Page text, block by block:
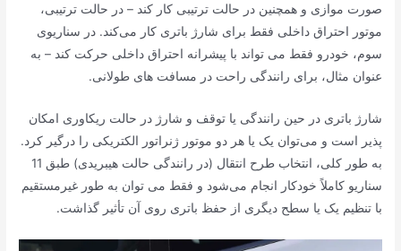
صورت موازی و همچنین در حالت ترتیبی کار کند – در حالت ترتیبی،
موتور احتراق داخلی فقط برای شارژ باتری کار می‌کند. در سناریوی
سوم، خودرو فقط می تواند با پیشرانه احتراق داخلی حرکت کند – به
عنوان مثال، برای رانندگی راحت در مسافت های طولانی.
شارژ باتری در حین رانندگی یا توقف و شارژ در حالت ریکاوری امکان
پذیر است و می‌توان یک یا هر دو موتور ژنراتور الکتریکی را درگیر کرد.
به طور کلی، انتخاب طرح انتقال (در رانندگی حالت هیبریدی) طبق 11
سناریو کاملاً خودکار انجام می‌شود و فقط می توان به طور غیرمستقیم
با تنظیم یک یا سطح دیگری از حفظ باتری روی آن تأثیر گذاشت.